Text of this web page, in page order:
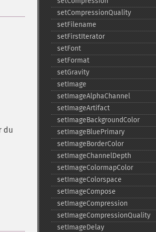
du
setCompressionQuality
setFilename
setFirstIterator
setFont
setFormat
setGravity
setImage
setImageAlphaChannel
setImageArtifact
setImageBackgroundColor
setImageBluePrimary
setImageBorderColor
setImageChannelDepth
setImageColormapColor
setImageColorspace
setImageCompose
setImageCompression
setImageCompressionQuality
setImageDelay